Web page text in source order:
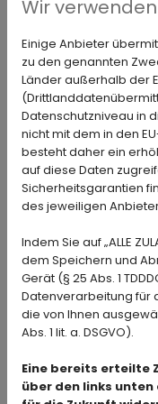
07. Dezember 2021
Die MACKUTH
wachsendes
Mitarbeitenden und
Wir
Einige Anbieter
zu den genannten
Länder außerhalb der
Datenschutzniveau in
nicht mit dem in den
besteht daher ein
auf diese Daten
Sicherheitsgarantien
des jeweiligen
Indem Sie auf „ALLE
dem Speichern und
Gerät (§ 25 Abs. 1
Datenverarbeitung für
die von Ihnen
Abs. 1 lit. a. DSGVO).
Eine bereits erteilte
über den links